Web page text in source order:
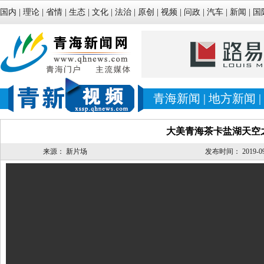
国内 理论 省情 生态 文化 法治 原创 视频 问政 汽车 新闻 国
青海新闻 | 地方新闻 |
大美青海茶卡盐湖天空
来源： 新片场 发布时间： 2019-